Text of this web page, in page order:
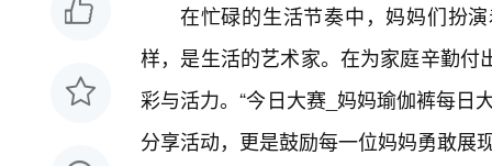
在忙碌的生活节奏中，妈妈们扮
样，是生活的艺术家。在为家庭辛勤
彩与活力。“今日大赛_妈妈瑜伽裤每日
分享活动，更是鼓励每一位妈妈勇敢展